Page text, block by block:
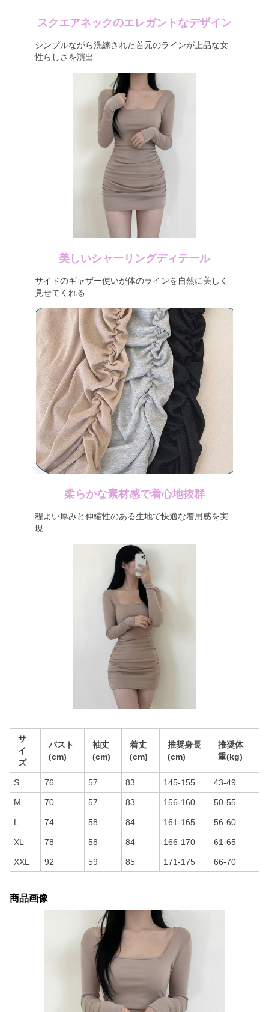
スクエアネックのエレガントなデザイン
シンプルながら洗練された首元のラインが上品な女
性らしさを演出
美しいシャーリングディテール
サイドのギャザー使いが体のラインを自然に美しく
見せてくれる
柔らかな素材感で着心地抜群
程よい厚みと伸縮性のある生地で快適な着用感を実
現
サ
イ
ズ
バスト
(cm)
袖丈
(cm)
着丈
(cm)
推奨身長
(cm)
推奨体
重(kg)
S 76 57 83 145-155 43-49
M 70 57 83 156-160 50-55
L 74 58 84 161-165 56-60
XL 78 58 84 166-170 61-65
XXL 92 59 85 171-175 66-70
商品画像